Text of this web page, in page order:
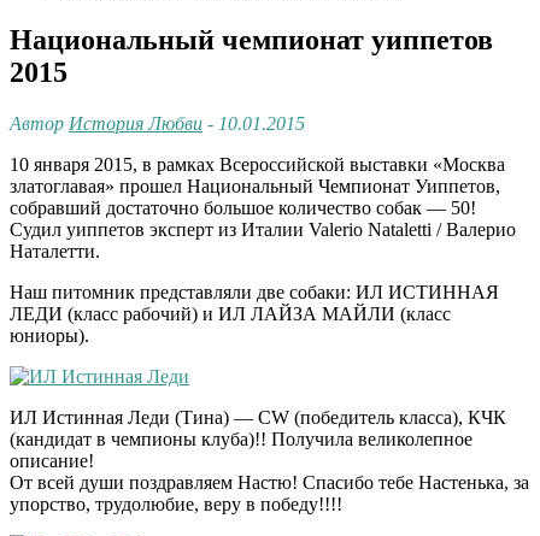
Национальный чемпионат уиппетов
2015
Автор История Любви - 10.01.2015
10 января 2015, в рамках Всероссийской выставки «Москва
златоглавая» прошел Национальный Чемпионат Уиппетов,
собравший достаточно большое количество собак — 50!
Судил уиппетов эксперт из Италии Valerio Nataletti / Валерио
Наталетти.
Наш питомник представляли две собаки: ИЛ ИСТИННАЯ
ЛЕДИ (класс рабочий) и ИЛ ЛАЙЗА МАЙЛИ (класс
юниоры).
ИЛ Истинная Леди (Тина) — CW (победитель класса), КЧК
(кандидат в чемпионы клуба)!! Получила великолепное
описание!
От всей души поздравляем Настю! Спасибо тебе Настенька, за
упорство, трудолюбие, веру в победу!!!!